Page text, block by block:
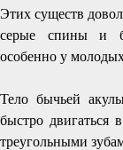
Этих существ
серые спины и
особенно у
Тело бычьей
быстро двигаться
треугольными